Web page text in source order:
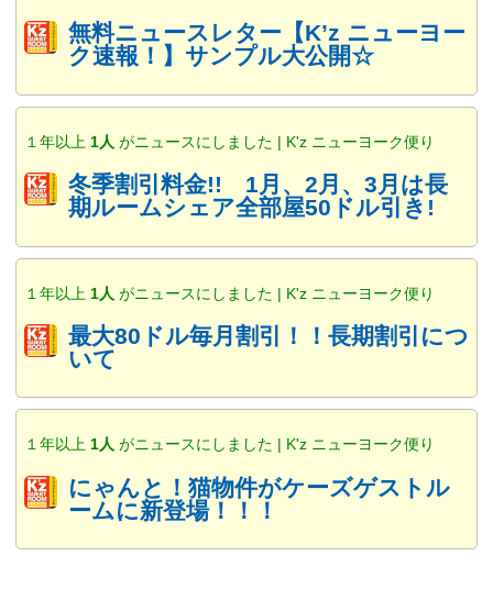
無料ニュースレター【K’z ニューヨー
ク速報！】サンプル大公開☆
１年以上 1人 がニュースにしました | K'z ニューヨーク便り
冬季割引料金!! 1月、2月、3月は長
期ルームシェア全部屋50ドル引き!
１年以上 1人 がニュースにしました | K'z ニューヨーク便り
最大80ドル毎月割引！！長期割引につ
いて
１年以上 1人 がニュースにしました | K'z ニューヨーク便り
にゃんと！猫物件がケーズゲストル
ームに新登場！！！